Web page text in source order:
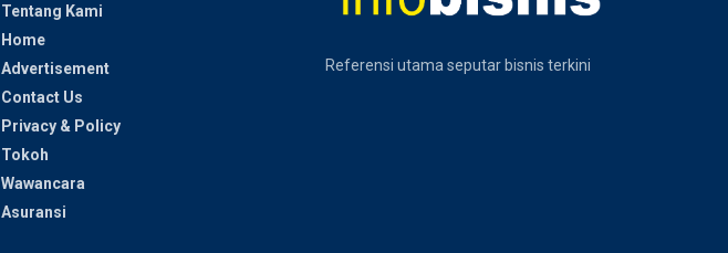
Tentang Kami
Home
Advertisement
Contact Us
Privacy & Policy
Tokoh
Wawancara
Asuransi
Referensi utama seputar bisnis terkini